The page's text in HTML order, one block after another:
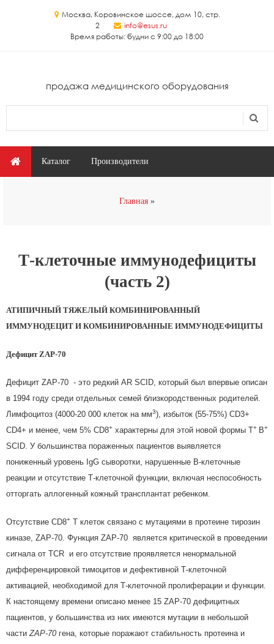
Москва, Коровинское шоссе, дом 10, стр.
2
info@esus.ru
Время работы: будни с 9:00 до 18:00
продажа медицинского оборудования
Главное меню
Каталог Производители
Главная
Т-клеточные иммунодефициты
(часть 2)
АТИПИЧНЫЙ ТЯЖЕЛЫЙ КОМБИНИРОВАННЫЙ
ИММУНОДЕЦИТ И КОМБИНИРОВАННЫЕ ИММУНОДЕФИЦИТЫ
ДефицитZAP-70
Дефицит ZAP-70 - это редкий AR SCID, который был впервые описан
в 1994 году среди отдельных семей близкородственных родителей.
Лимфоцитоз (4000-20 000 клеток на мм3), избыток (55-75%) CD3+
CD4+ и менее, чем 5% CD8+ характерны для этой новой формы T+ B+
SCID. У большинства пораженных пациентов выявляется
пониженный уровень IgG сыворотки, нарушенные В-клеточные
реакции и отсутствие Т-клеточной функции, включая неспособность
отторгать аллогенный кожный трансплантат ребенком.
Отсутствие CD8+ T клеток связано с мутациями в протеине тирозин
киназе, ZAP-70. Функция ZAP-70 является критической в проведении
сигнала от TCR и его отсутствие проявляется ненормальной
дифференцировкой тимоцитов и дефективной Т-клеточной
активацией, необходимой для Т-клеточной пролиферации и функции.
К настоящему времени описано менее 15 ZAP-70 дефицитных
пациентов, у большинства из них имеются мутации в небольшой
частиZAP-70 гена, которые поражают стабильность протеина и